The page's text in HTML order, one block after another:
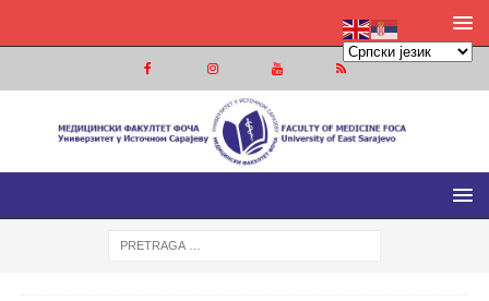
MEDICINSKI FAKULTET FOČA
MEDICINSKI FAKULTET UNIVERZITETA U ISTOČNOM